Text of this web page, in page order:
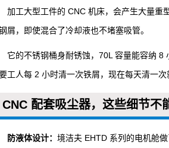
加工大型工件的 CNC 机床，会产生大量重
屑，即使混合了冷却液也不堵塞吸管。
它的不锈钢桶身耐锈蚀，70L 容量能容纳
工人每 2 小时清一次铁屑，现在每天清一次
CNC 配套吸尘器，这些细节不
防液体设计： 境洁夫 EHTD 系列的电机舱